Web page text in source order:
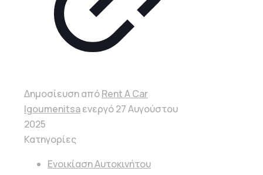
Δημοσίευση απόRent A Car
Igoumenitsaενεργό27 Αυγούστου
2025
Κατηγορίες
Ενοικίαση Αυτοκινήτου